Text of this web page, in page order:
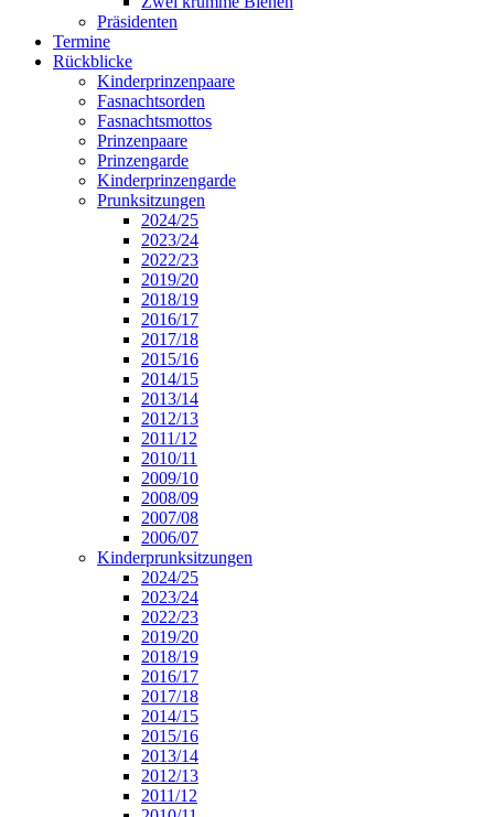
Präsidenten
Termine
Rückblicke
Kinderprinzenpaare
Fasnachtsorden
Fasnachtsmottos
Prinzenpaare
Prinzengarde
Kinderprinzengarde
Prunksitzungen
2024/25
2023/24
2022/23
2019/20
2018/19
2016/17
2017/18
2015/16
2014/15
2013/14
2012/13
2011/12
2010/11
2009/10
2008/09
2007/08
2006/07
Kinderprunksitzungen
2024/25
2023/24
2022/23
2019/20
2018/19
2016/17
2017/18
2014/15
2015/16
2013/14
2012/13
2011/12